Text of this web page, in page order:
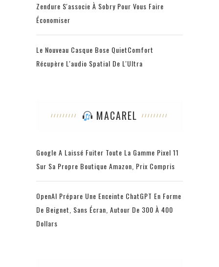
Zendure S'associe À Sobry Pour Vous Faire
Économiser
Le Nouveau Casque Bose QuietComfort
Récupère L'audio Spatial De L'Ultra
MACAREL
Google A Laissé Fuiter Toute La Gamme Pixel 11
Sur Sa Propre Boutique Amazon, Prix Compris
OpenAI Prépare Une Enceinte ChatGPT En Forme
De Beignet, Sans Écran, Autour De 300 À 400
Dollars